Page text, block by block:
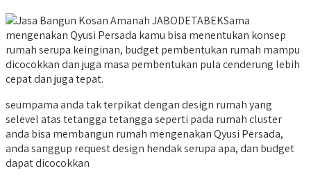
Sama
mengenakan Qyusi Persada kamu bisa menentukan konsep
rumah serupa keinginan, budget pembentukan rumah mampu
dicocokkan dan juga masa pembentukan pula cenderung lebih
cepat dan juga tepat.
seumpama anda tak terpikat dengan design rumah yang
selevel atas tetangga tetangga seperti pada rumah cluster
anda bisa membangun rumah mengenakan Qyusi Persada,
anda sanggup request design hendak serupa apa, dan budget
dapat dicocokkan